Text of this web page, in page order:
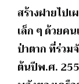
สร้างฝายไป
เล็ก ๆ ด้วยค
ป่าตาก ที่ร่วม
ต้นปีพ.ศ.